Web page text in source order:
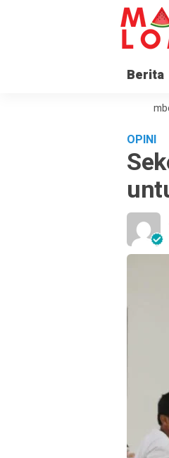
Berita
BGN Menjadi Sinyal Pembenahan
OPINI